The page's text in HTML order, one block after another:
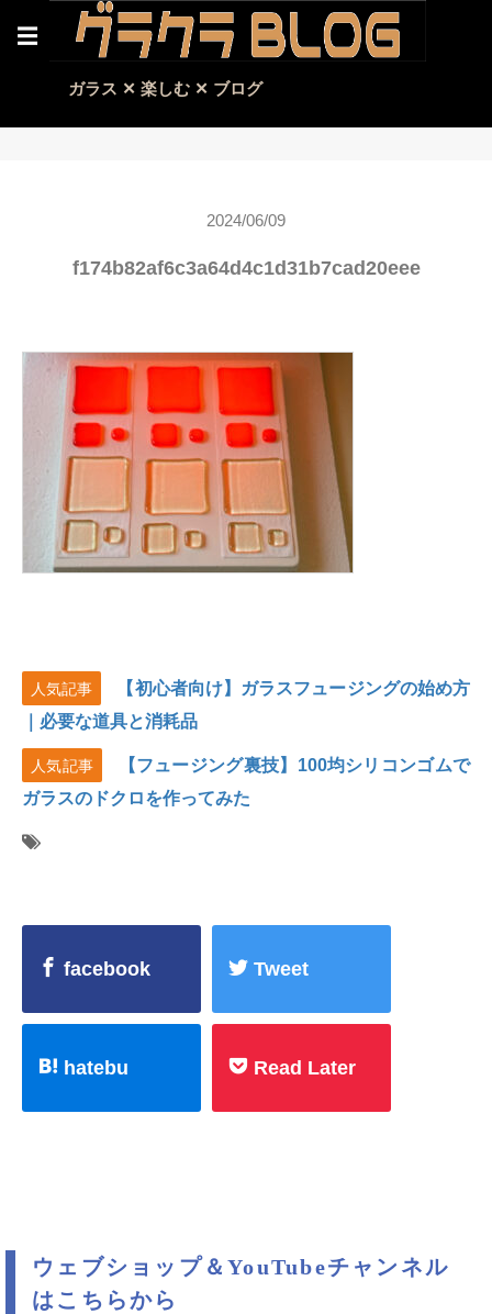
☰
ガラス ✕ 楽しむ ✕ ブログ
2024/06/09
f174b82af6c3a64d4c1d31b7cad20eee
人気記事
【初心者向け】ガラスフュージングの始め方
｜必要な道具と消耗品
人気記事
【フュージング裏技】100均シリコンゴムで
ガラスのドクロを作ってみた
facebook Tweet
hatebu Read Later
ウェブショップ＆YouTubeチャンネル
はこちらから